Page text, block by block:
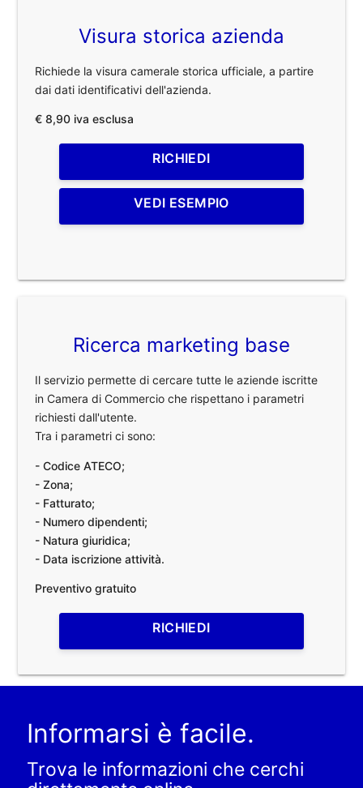
Visura storica azienda
Richiede la visura camerale storica ufficiale, a partire
dai dati identificativi dell'azienda.
€ 8,90 iva esclusa
RICHIEDI
VEDI ESEMPIO
Ricerca marketing base
Il servizio permette di cercare tutte le aziende iscritte
in Camera di Commercio che rispettano i parametri
richiesti dall'utente.
Tra i parametri ci sono:
- Codice ATECO;
- Zona;
- Fatturato;
- Numero dipendenti;
- Natura giuridica;
- Data iscrizione attività.
Preventivo gratuito
RICHIEDI
Informarsi è facile.
Trova le informazioni che cerchi